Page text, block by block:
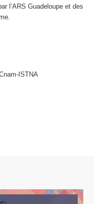
l’ARS Guadeloupe et des
ISTNA